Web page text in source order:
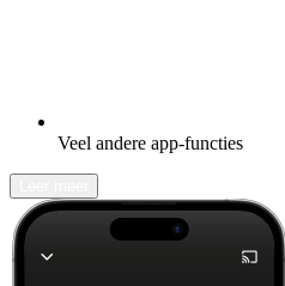
Veel andere app-functies